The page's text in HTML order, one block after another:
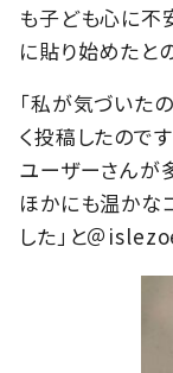
も子ども心に不
に貼り始めたと
「私が気づいた
く投稿したので
ユーザーさんが
ほかにも温かな
した」と＠